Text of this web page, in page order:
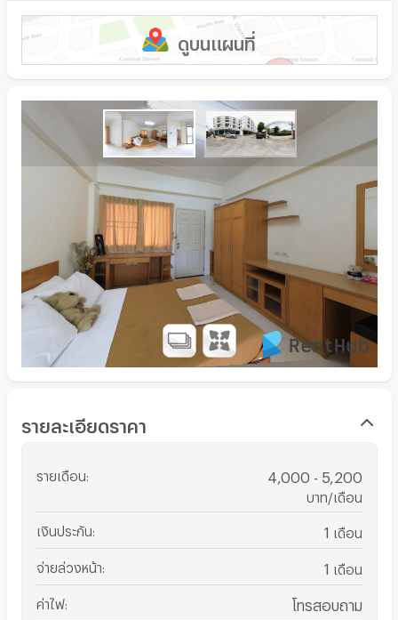
ดูบนแผนที่
รายละเอียดราคา
รายเดือน 4,000 - 5,200
บาท/เดือน
เงินประกัน 1 เดือน
จ่ายล่วงหน้า 1 เดือน
ค่าไฟ: โทรสอบถาม